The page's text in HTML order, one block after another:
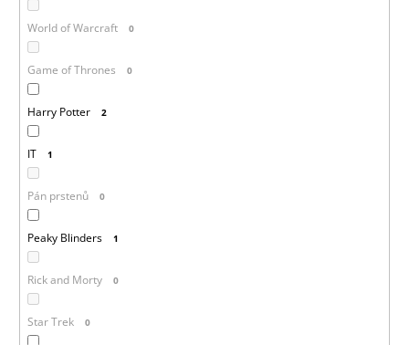
World of Warcraft 0
Game of Thrones 0
Harry Potter 2
IT 1
Pán prstenů 0
Peaky Blinders 1
Rick and Morty 0
Star Trek 0